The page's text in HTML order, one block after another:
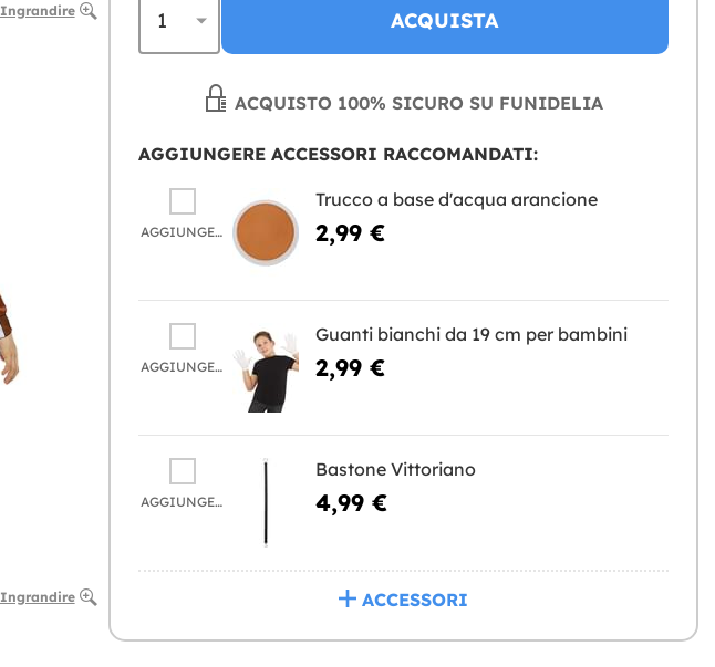
Ingrandire
Ingrandire
ACQUISTA
ACQUISTO 100% SICURO SU FUNIDELIA
AGGIUNGERE ACCESSORI RACCOMANDATI:
AGGIUNGERE
Trucco a base d'acqua arancione
2,99 €
AGGIUNGERE
Guanti bianchi da 19 cm per bambini
2,99 €
AGGIUNGERE
Bastone Vittoriano
4,99 €
ACCESSORI